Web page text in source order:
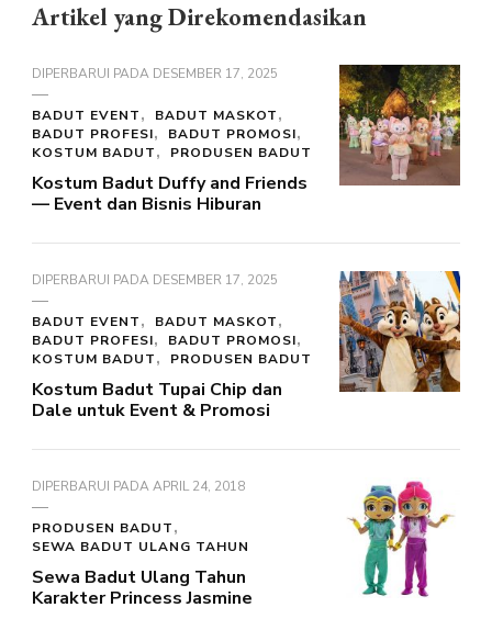
Artikel yang Direkomendasikan
DIPERBARUI PADA DESEMBER 17, 2025
BADUT EVENT
BADUT MASKOT
BADUT PROFESI
BADUT PROMOSI
KOSTUM BADUT
PRODUSEN BADUT
Kostum Badut Duffy and Friends
— Event dan Bisnis Hiburan
DIPERBARUI PADA DESEMBER 17, 2025
BADUT EVENT
BADUT MASKOT
BADUT PROFESI
BADUT PROMOSI
KOSTUM BADUT
PRODUSEN BADUT
Kostum Badut Tupai Chip dan
Dale untuk Event & Promosi
DIPERBARUI PADAAPRIL 24, 2018
PRODUSEN BADUT
SEWA BADUT ULANG TAHUN
Sewa Badut Ulang Tahun
Karakter Princess Jasmine